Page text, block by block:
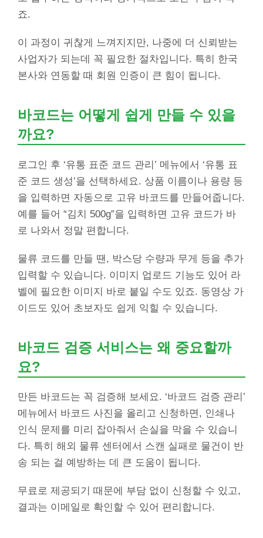
죠.
이 과정이 귀찮게 느껴지지만, 나중에 더 신뢰받는
사업자가 되는데 꼭 필요한 절차입니다. 특히 한국
본사와 연동할 때 회원 인증이 큰 힘이 됩니다.
바코드는 어떻게 쉽게 만들 수 있을
까요?
로그인 후 ‘유통 표준 코드 관리’ 메뉴에서 ‘유통 표
준 코드 생성’을 선택하세요. 상품 이름이나 용량 등
을 입력하면 자동으로 고유 바코드를 만들어줍니다.
예를 들어 “김치 500g”을 입력하면 고유 코드가 바
로 나와서 정말 편합니다.
물류 코드를 만들 땐, 박스당 수량과 무게 등을 추가
입력할 수 있습니다. 이미지 업로드 기능도 있어 라
벨에 필요한 이미지 바로 붙일 수도 있죠. 동영상 가
이드도 있어 초보자도 쉽게 익힐 수 있습니다.
바코드 검증 서비스는 왜 중요할까
요?
만든 바코드는 꼭 검증해 보세요. ‘바코드 검증 관리’
메뉴에서 바코드 사진을 올리고 신청하면, 인쇄나
인식 문제를 미리 잡아줘서 손실을 막을 수 있습니
다. 특히 해외 물류 센터에서 스캔 실패로 물건이 반
송 되는 걸 예방하는 데 큰 도움이 됩니다.
무료로 제공되기 때문에 부담 없이 신청할 수 있고,
결과는 이메일로 확인할 수 있어 편리합니다.